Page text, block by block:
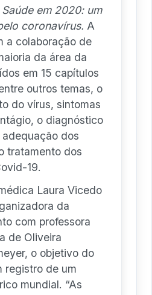
Saúde em 2020: um
coronavírus. A
a colaboração de
da área da
em 15 capítulos
outros temas, o
do vírus, sintomas
o diagnóstico
dos
tratamento dos
19.
Laura Vicedo
da
com professora
de Oliveira
o objetivo do
registro de um
mundial. “As